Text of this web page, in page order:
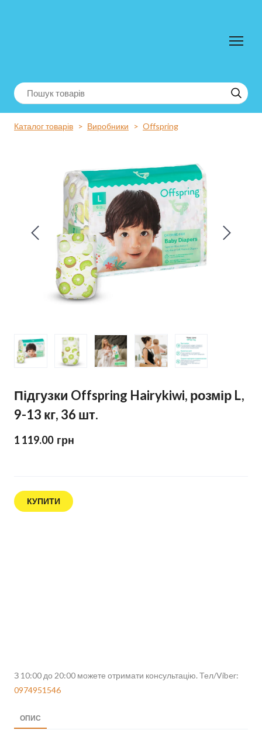
Каталог товарів Виробники Offspring
Підгузки Offspring Hairykiwi, розмір L,
9-13 кг, 36 шт.
1 119.00  грн
КУПИТИ
З 10:00 до 20:00 можете отримати консультацію. Тел/Viber:
0974951546
ОПИС